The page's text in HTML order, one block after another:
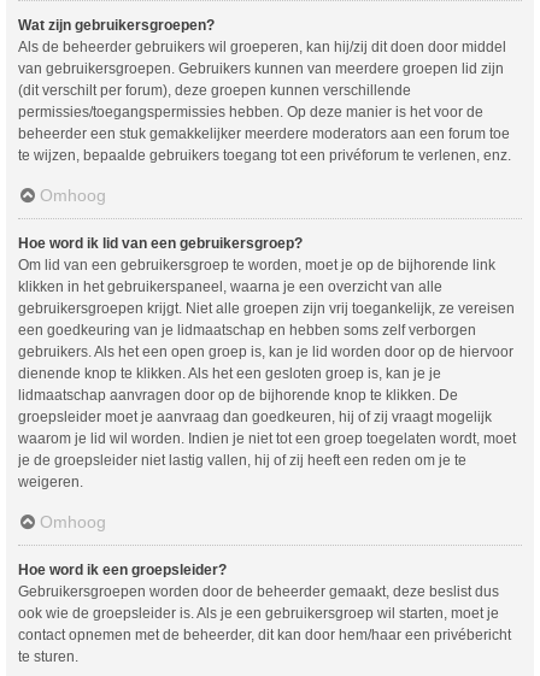
Wat zijn gebruikersgroepen?
Als de beheerder gebruikers wil groeperen, kan hij/zij dit doen door middel
van gebruikersgroepen. Gebruikers kunnen van meerdere groepen lid zijn
(dit verschilt per forum), deze groepen kunnen verschillende
permissies/toegangspermissies hebben. Op deze manier is het voor de
beheerder een stuk gemakkelijker meerdere moderators aan een forum toe
te wijzen, bepaalde gebruikers toegang tot een privéforum te verlenen, enz.
Omhoog
Hoe word ik lid van een gebruikersgroep?
Om lid van een gebruikersgroep te worden, moet je op de bijhorende link
klikken in het gebruikerspaneel, waarna je een overzicht van alle
gebruikersgroepen krijgt. Niet alle groepen zijn vrij toegankelijk, ze vereisen
een goedkeuring van je lidmaatschap en hebben soms zelf verborgen
gebruikers. Als het een open groep is, kan je lid worden door op de hiervoor
dienende knop te klikken. Als het een gesloten groep is, kan je je
lidmaatschap aanvragen door op de bijhorende knop te klikken. De
groepsleider moet je aanvraag dan goedkeuren, hij of zij vraagt mogelijk
waarom je lid wil worden. Indien je niet tot een groep toegelaten wordt, moet
je de groepsleider niet lastig vallen, hij of zij heeft een reden om je te
weigeren.
Omhoog
Hoe word ik een groepsleider?
Gebruikersgroepen worden door de beheerder gemaakt, deze beslist dus
ook wie de groepsleider is. Als je een gebruikersgroep wil starten, moet je
contact opnemen met de beheerder, dit kan door hem/haar een privébericht
te sturen.